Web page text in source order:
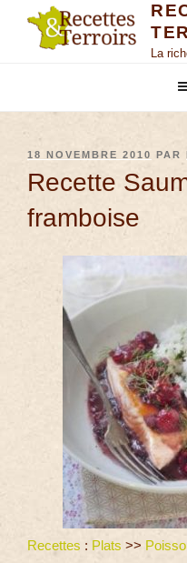
La
18 NOVEMBRE 2010 PAR
Recette
framboise
Recettes : Plats >>